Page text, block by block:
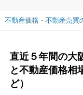
不動産価格・不動産売買
直近５年間の大
と不動産価格相
ど）